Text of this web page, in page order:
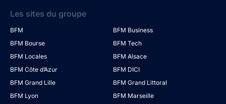
Les sites du groupe
BFM
BFM Business
BFM Bourse
BFM Tech
BFM Locales
BFM Alsace
BFM Côte d’Azur
BFM DICI
BFM Grand Lille
BFM Grand Littoral
BFM Lyon
BFM Marseille